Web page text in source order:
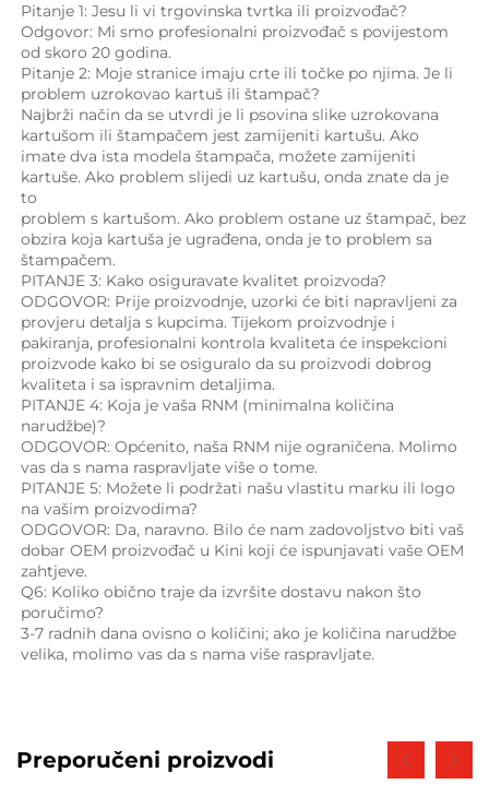
Pitanje 1: Jesu li vi trgovinska tvrtka ili proizvođač?
Odgovor: Mi smo profesionalni proizvođač s povijestom
od skoro 20 godina.
Pitanje 2: Moje stranice imaju crte ili točke po njima. Je li
problem uzrokovao kartuš ili štampač?
Najbrži način da se utvrdi je li psovina slike uzrokovana
kartušom ili štampačem jest zamijeniti kartušu. Ako
imate dva ista modela štampača, možete zamijeniti
kartuše. Ako problem slijedi uz kartušu, onda znate da je
to
problem s kartušom. Ako problem ostane uz štampač, bez
obzira koja kartuša je ugrađena, onda je to problem sa
štampačem.
PITANJE 3: Kako osiguravate kvalitet proizvoda?
ODGOVOR: Prije proizvodnje, uzorki će biti napravljeni za
provjeru detalja s kupcima. Tijekom proizvodnje i
pakiranja, profesionalni kontrola kvaliteta će inspekcioni
proizvode kako bi se osiguralo da su proizvodi dobrog
kvaliteta i sa ispravnim detaljima.
PITANJE 4: Koja je vaša RNM (minimalna količina
narudžbe)?
ODGOVOR: Općenito, naša RNM nije ograničena. Molimo
vas da s nama raspravljate više o tome.
PITANJE 5: Možete li podržati našu vlastitu marku ili logo
na vašim proizvodima?
ODGOVOR: Da, naravno. Bilo će nam zadovoljstvo biti vaš
dobar OEM proizvođač u Kini koji će ispunjavati vaše OEM
zahtjeve.
Q6: Koliko obično traje da izvršite dostavu nakon što
poručimo?
3-7 radnih dana ovisno o količini; ako je količina narudžbe
velika, molimo vas da s nama više raspravljate.
Preporučeni proizvodi